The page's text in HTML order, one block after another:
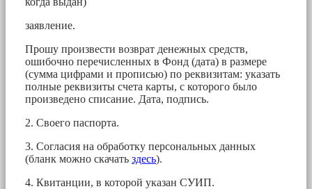
заявление.
Прошу произвести возврат денежных средств,
ошибочно перечисленных в Фонд (дата) в размере
(сумма цифрами и прописью) по реквизитам: указать
полные реквизиты счета карты, с которого было
произведено списание. Дата, подпись.
2. Своего паспорта.
3. Согласия на обработку персональных данных
(бланк можно скачать здесь).
4. Квитанции, в которой указан СУИП.